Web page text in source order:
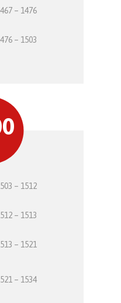
– 1476
– 1503
– 1512
– 1513
– 1521
– 1534